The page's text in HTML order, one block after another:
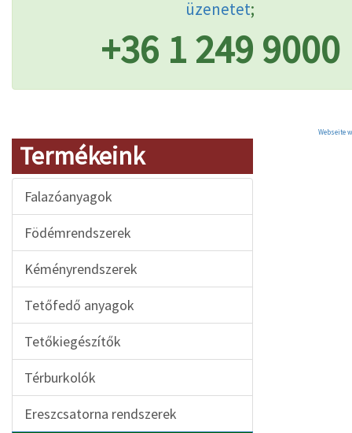
üzenetet;
+36 1 249 9000
Webseite
Termékeink
Falazóanyagok
Födémrendszerek
Kéményrendszerek
Tetőfedő anyagok
Tetőkiegészítők
Térburkolók
Ereszcsatorna rendszerek